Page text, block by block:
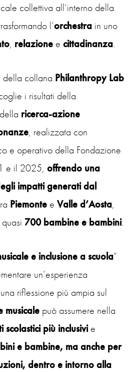
collettiva all’interno della
l’orchestra in uno
, relazione e cittadinanza.
della collana Philanthropy Lab
i risultati della
ricerca-azione
, realizzata con
e operativo della Fondazione
e il 2025, offrendo una
impatti generati dal
Piemonte e Valle d’Aosta,
700 bambine e bambini.
e inclusione a scuola”
un’esperienza
riflessione più ampia sul
musicale può assumere nella
più inclusivie
e bambine, ma anche per
dentro e intorno alla